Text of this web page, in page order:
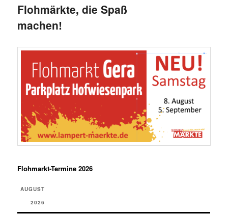
Flohmärkte, die Spaß
machen!
Flohmarkt-Termine 2026
AUGUST
2026